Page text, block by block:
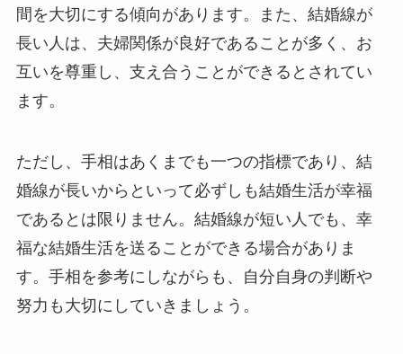
間を大切にする傾向があります。また、結婚線が
長い人は、夫婦関係が良好であることが多く、お
互いを尊重し、支え合うことができるとされてい
ます。
ただし、手相はあくまでも一つの指標であり、結
婚線が長いからといって必ずしも結婚生活が幸福
であるとは限りません。結婚線が短い人でも、幸
福な結婚生活を送ることができる場合がありま
す。手相を参考にしながらも、自分自身の判断や
努力も大切にしていきましょう。